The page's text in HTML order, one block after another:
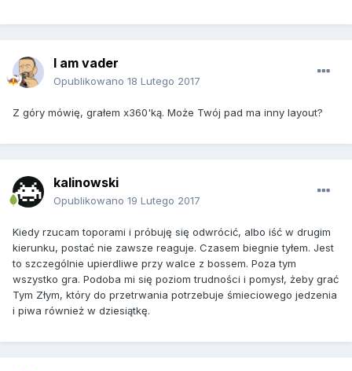
I am vader
Opublikowano 18 Lutego 2017
Z góry mówię, grałem x360'ką. Może Twój pad ma inny layout?
kalinowski
Opublikowano 19 Lutego 2017
Kiedy rzucam toporami i próbuję się odwrócić, albo iść w drugim
kierunku, postać nie zawsze reaguje. Czasem biegnie tyłem. Jest
to szczególnie upierdliwe przy walce z bossem. Poza tym
wszystko gra. Podoba mi się poziom trudności i pomysł, żeby grać
Tym Złym, który do przetrwania potrzebuje śmieciowego jedzenia
i piwa również w dziesiątkę.